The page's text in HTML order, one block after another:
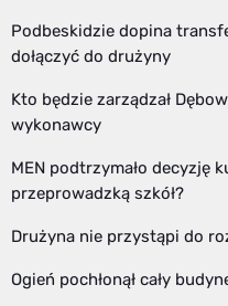
Podbeskidzie dopina
dołączyć do drużyny
Kto będzie zarządzał
wykonawcy
MEN podtrzymało decyzję
przeprowadzką szkół?
Drużyna nie przystąpi do
Ogień pochłonął cały